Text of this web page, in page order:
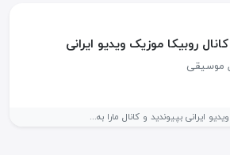
کانال روبیکا موزیک ویدیو ایرانی
موسیقی
ایرانی بپیوندید و کانال مارا به...